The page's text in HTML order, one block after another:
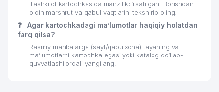
Tashkilot kartochkasida manzil ko‘rsatilgan. Borishdan
oldin marshrut va qabul vaqtlarini tekshirib oling.
❓
Agar kartochkadagi ma’lumotlar haqiqiy holatdan
farq qilsa?
Rasmiy manbalarga (sayt/qabulxona) tayaning va
ma’lumotlarni kartochka egasi yoki katalog qo‘llab-
quvvatlashi orqali yangilang.